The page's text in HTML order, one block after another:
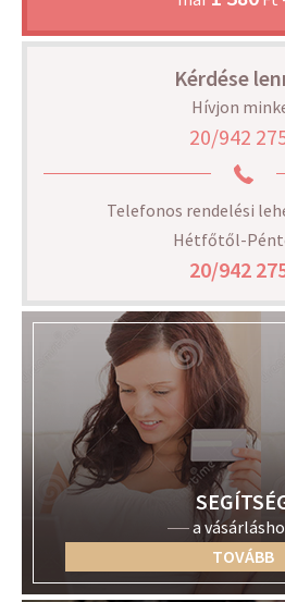
Kérdése
Hívjon
20/942
Telefonos rendelési
Hétfőtől-
20/942
a
TOVÁBB